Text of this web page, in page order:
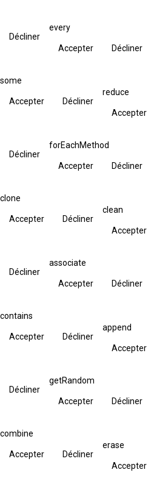
Décliner
every
Accepter Décliner
some
Accepter Décliner
reduce
Accepter
Décliner
forEachMethod
Accepter Décliner
clone
Accepter Décliner
clean
Accepter
Décliner
associate
Accepter Décliner
contains
Accepter Décliner
append
Accepter
Décliner
getRandom
Accepter Décliner
combine
Accepter Décliner
erase
Accepter